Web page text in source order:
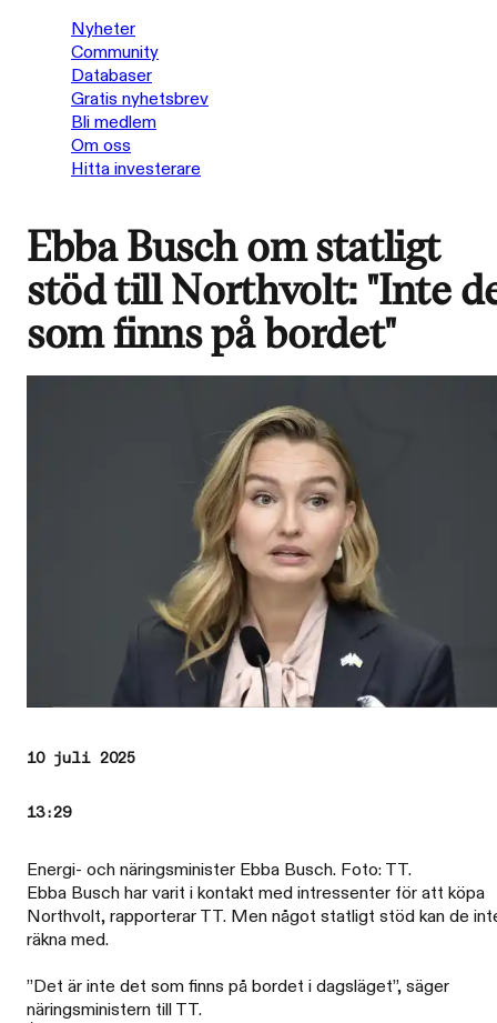
Nyheter
Community
Databaser
Gratis nyhetsbrev
Bli medlem
Om oss
Hitta investerare
Ebba Busch om statligt
stöd till Northvolt: "Inte
som finns på bordet"
10 juli 2025
13:29
Energi- och näringsminister Ebba Busch. Foto: TT.
Ebba Busch har varit i kontakt med intressenter för att köpa
Northvolt, rapporterar TT. Men något statligt stöd kan de
räkna med.
”Det är inte det som finns på bordet i dagsläget”, säger
näringsministern till TT.